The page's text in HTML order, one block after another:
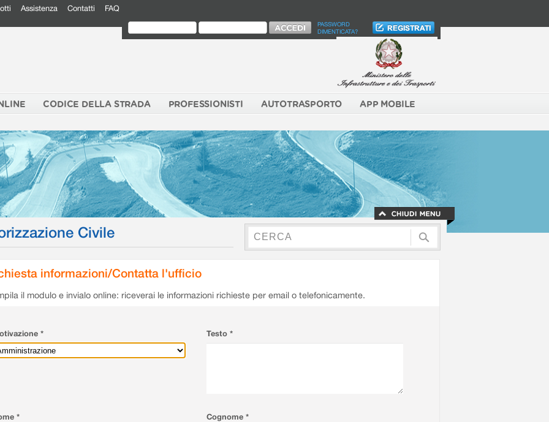
Assistenza Contatti FAQ
PASSWORD
DIMENTICATA?
CODICE DELLA STRADA PROFESSIONISTI AUTOTRASPORTO APP MOBILE
Civile
informazioni/Contatta l'ufficio
il modulo e invialo online: riceverai le informazioni richieste per email o telefonicamente.
* Testo *
* Cognome *